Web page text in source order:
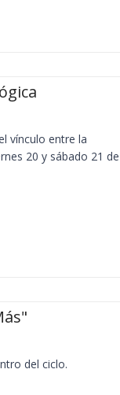
vínculo entre la
20 y sábado 21 de
del ciclo.